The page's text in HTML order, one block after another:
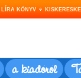
LÍRA KÖNYV
a kiadóról